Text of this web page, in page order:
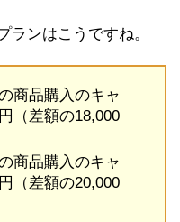
ランはこうですね。
商品購入のキャ
（差額の18,000
商品購入のキャ
（差額の20,000